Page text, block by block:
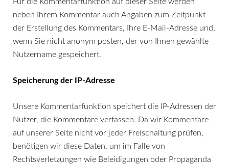
neben Ihrem Kommentar auch Angaben zum Zeitpunkt
der Erstellung des Kommentars, Ihre E-Mail-Adresse und,
wenn Sie nicht anonym posten, der von Ihnen gewählte
Nutzername gespeichert.
Speicherung der IP-Adresse
Unsere Kommentarfunktion speichert die IP-Adressen der
Nutzer, die Kommentare verfassen. Da wir Kommentare
auf unserer Seite nicht vor jeder Freischaltung prüfen,
benötigen wir diese Daten, um im Falle von
Rechtsverletzungen wie Beleidigungen oder Propaganda